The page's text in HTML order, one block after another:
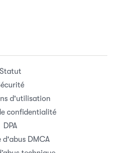
Statut
d'utilisation
confidentialité
DPA
d'abus DMCA